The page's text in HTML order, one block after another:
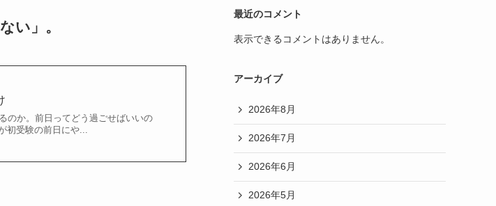
い」。
のか。前日ってどう過ごせばいいの
初受験の前日にや...
最近のコメント
表示できるコメントはありません。
アーカイブ
2026年8月
2026年7月
2026年6月
2026年5月